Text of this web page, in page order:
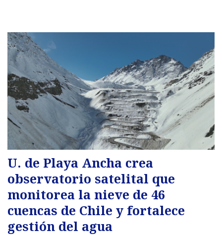
U. de Playa Ancha crea
observatorio satelital que
monitorea la nieve de 46
cuencas de Chile y fortalece
gestión del agua